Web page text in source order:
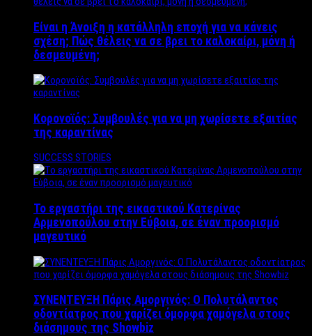
Είναι η Άνοιξη η κατάλληλη εποχή για να κάνεις
σχέση; Πώς θέλεις να σε βρει το καλοκαίρι, μόνη ή
δεσμευμένη;
Κορονοϊός: Συμβουλές για να μη χωρίσετε εξαιτίας
της καραντίνας
SUCCESS STORIES
Το εργαστήρι της εικαστικού Κατερίνας
Αρμενοπούλου στην Εύβοια, σε έναν προορισμό
μαγευτικό
ΣΥΝΕΝΤΕΥΞΗ Πάρις Αμοργινός: O Πολυτάλαντος
οδοντίατρος που χαρίζει όμορφα χαμόγελα στους
διάσημους της Showbiz